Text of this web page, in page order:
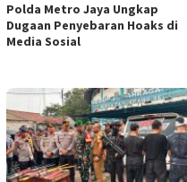
Polda Metro Jaya Ungkap
Dugaan Penyebaran Hoaks di
Media Sosial